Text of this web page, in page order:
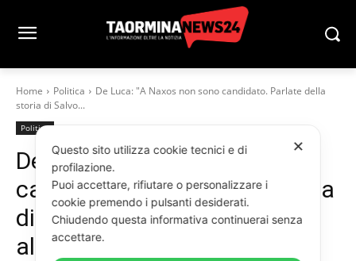
Home Politica
De Luca: "A Naxos non sono candidato. Parlate della
storia di Salvo...
Politica
De Luca: “A Naxos non sono
candidato. Parlate della storia
di Salvo Puccio, se siete
all’altezza”
✕
Questo sito utilizza cookie tecnici e di
profilazione.
Puoi accettare, rifiutare o personalizzare i
cookie premendo i pulsanti desiderati.
Chiudendo questa informativa continuerai senza
accettare.